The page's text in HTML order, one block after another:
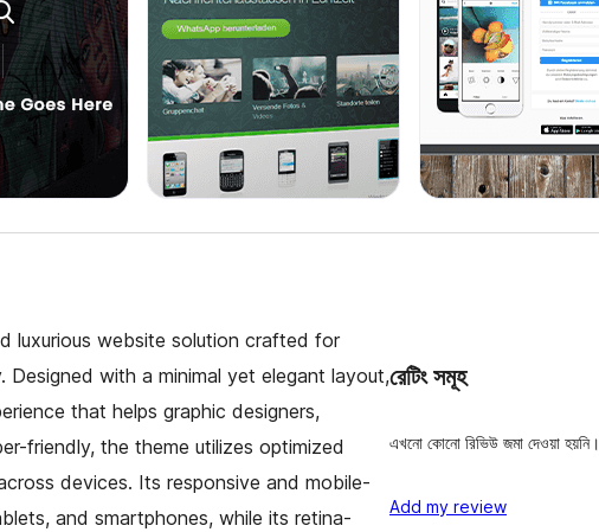
luxurious website solution crafted for
with a minimal yet elegant layout,
that helps graphic designers,
friendly, the theme utilizes optimized
devices. Its responsive and mobile-
and smartphones, while its retina-
রেটিং সমূহ
এখনো কোনো রিভিউ জমা দেওয়া হয়নি।
Add my review